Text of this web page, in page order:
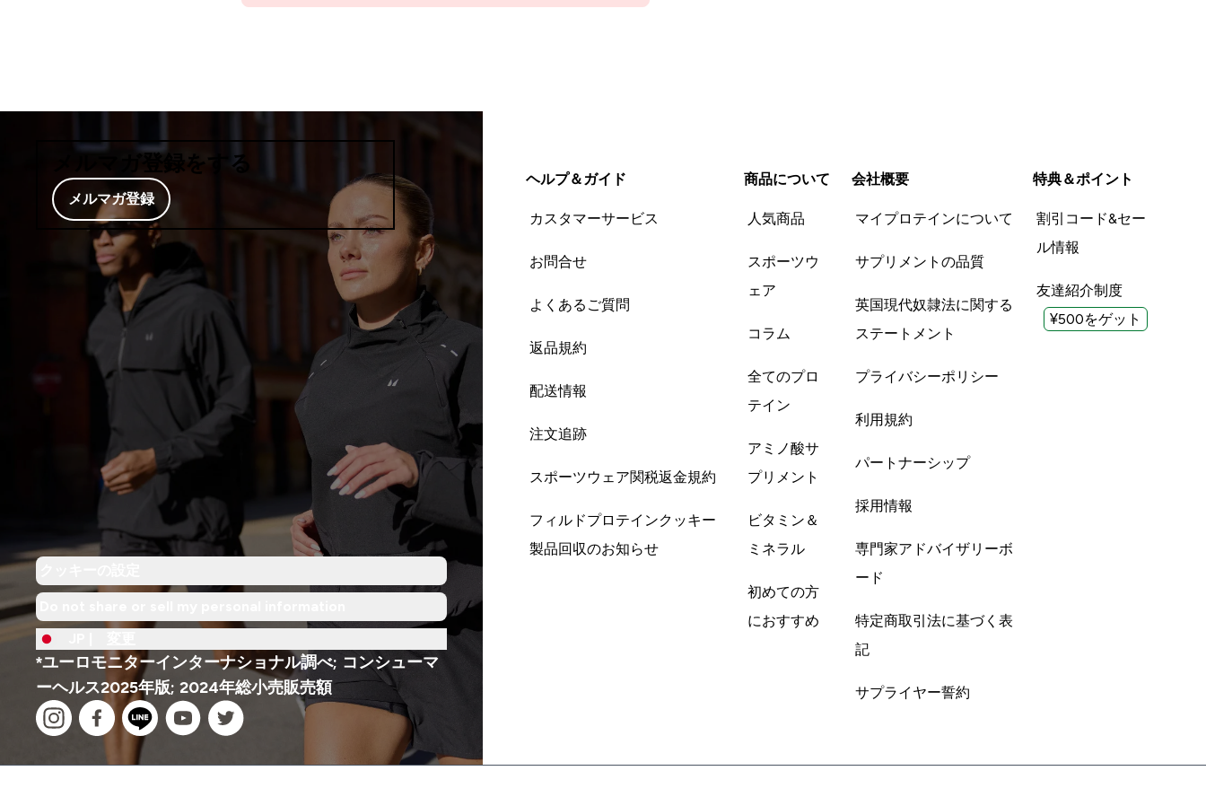
メルマガ登録をする
メルマガ登録
*ユーロモニターインターナショナル調べ; コンシューマ
ーヘルス2025年版; 2024年総小売販売額
ヘルプ＆ガイド
カスタマーサービス
お問合せ
よくあるご質問
返品規約
配送情報
注文追跡
スポーツウェア関税返金規約
フィルドプロテインクッキー
製品回収のお知らせ
商品について
人気商品
スポーツウ
ェア
コラム
全てのプロ
テイン
アミノ酸サ
プリメント
ビタミン＆
ミネラル
初めての方
におすすめ
会社概要
マイプロテインについて
サプリメントの品質
英国現代奴隷法に関する
ステートメント
プライバシーポリシー
利用規約
パートナーシップ
採用情報
専門家アドバイザリーボ
ード
特定商取引法に基づく表
記
サプライヤー誓約
特典＆ポイント
割引コード&セー
ル情報
友達紹介制度
¥500をゲット